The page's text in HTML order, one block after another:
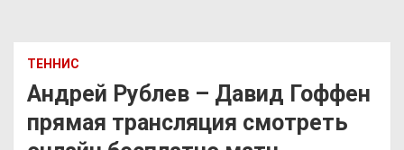
ТЕННИС
Андрей Рублев – Давид Гоффен
прямая трансляция смотреть